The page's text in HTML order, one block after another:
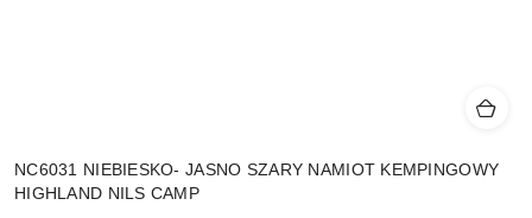
NC6031 NIEBIESKO- JASNO SZARY NAMIOT KEMPINGOWY
HIGHLAND NILS CAMP